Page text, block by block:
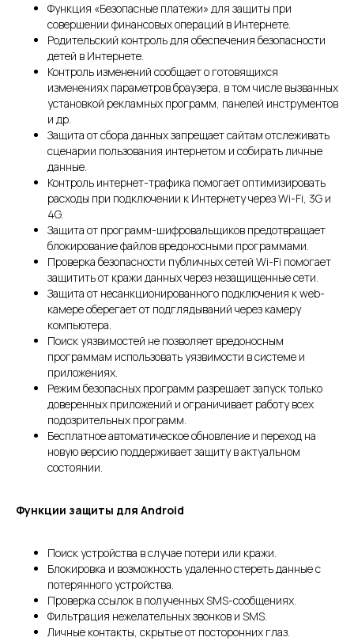
Функция «Безопасные платежи» для защиты при
совершении финансовых операций в Интернете.
Родительский контроль для обеспечения безопасности
детей в Интернете.
Контроль изменений сообщает о готовящихся
изменениях параметров браузера, в том числе вызванных
установкой рекламных программ, панелей инструментов
и др.
Защита от сбора данных запрещает сайтам отслеживать
сценарии пользования интернетом и собирать личные
данные.
Контроль интернет-трафика помогает оптимизировать
расходы при подключении к Интернету через Wi-Fi, 3G и
4G.
Защита от программ-шифровальщиков предотвращает
блокирование файлов вредоносными программами.
Проверка безопасности публичных сетей Wi-Fi помогает
защитить от кражи данных через незащищенные сети.
Защита от несанкционированного подключения к web-
камере оберегает от подглядываний через камеру
компьютера.
Поиск уязвимостей не позволяет вредоносным
программам использовать уязвимости в системе и
приложениях.
Режим безопасных программ разрешает запуск только
доверенных приложений и ограничивает работу всех
подозрительных программ.
Бесплатное автоматическое обновление и переход на
новую версию поддерживает защиту в актуальном
состоянии.
Функции защиты для Android
Поиск устройства в случае потери или кражи.
Блокировка и возможность удаленно стереть данные с
потерянного устройства.
Проверка ссылок в полученных SMS-сообщениях.
Фильтрация нежелательных звонков и SMS.
Личные контакты, скрытые от посторонних глаз.